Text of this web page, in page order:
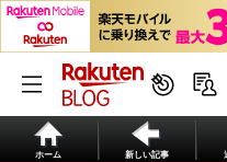
ホーム 新しい記事